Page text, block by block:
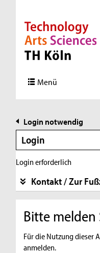
Direkt zur
Direkt zur Subnavigation
Direkt zum Inhalt
Direkt zum Fußbereich
Menü
Login notwendig
Login
Login erforderlich
Kontakt / Zur
Bitte melden
Für die Nutzung dieser
anmelden.